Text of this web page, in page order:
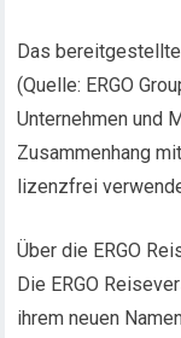
Das
(Quelle: ERGO
Unternehmen und
Zusammenhang
lizenzfrei
Über die ERGO
Die ERGO
ihrem neuen